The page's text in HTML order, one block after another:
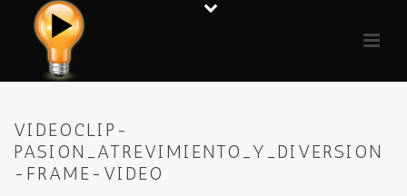
VIDEOCLIP-
PASION_ATREVIMIENTO_Y_DIVERSION
-FRAME-VIDEO